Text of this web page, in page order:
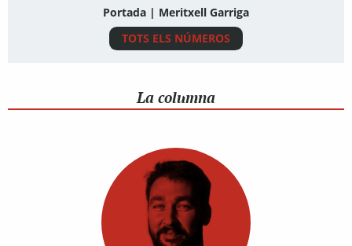
Portada | Meritxell Garriga
TOTS ELS NÚMEROS
La columna